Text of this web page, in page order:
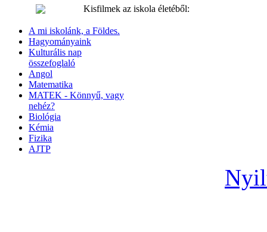
Kisfilmek az iskola életéből:
A mi iskolánk, a Földes.
Hagyományaink
Kulturális nap
összefoglaló
Angol
Matematika
MATEK - Könnyű, vagy
nehéz?
Biológia
Kémia
Fizika
AJTP